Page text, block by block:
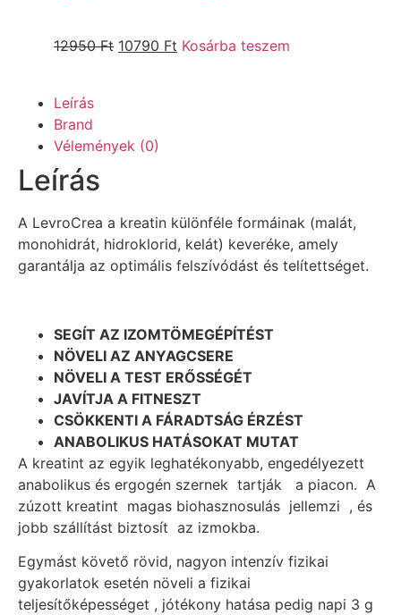
12950Ft 10790 Ft Kosárba teszem
Leírás
Brand
Vélemények (0)
Leírás
A LevroCrea a kreatin különféle formáinak (malát,
monohidrát, hidroklorid, kelát) keveréke, amely
garantálja az optimális felszívódást és telítettséget.
SEGÍT AZ IZOMTÖMEGÉPÍTÉST
NÖVELI AZ ANYAGCSERE
NÖVELI A TEST ERŐSSÉGÉT
JAVÍTJA A FITNESZT
CSÖKKENTI A FÁRADTSÁG ÉRZÉST
ANABOLIKUS HATÁSOKAT MUTAT
A kreatint az egyik leghatékonyabb, engedélyezett
anabolikus és ergogén szernek tartják a piacon. A
zúzott kreatint magas biohasznosulás jellemzi , és
jobb szállítást biztosít az izmokba.
Egymást követő rövid, nagyon intenzív fizikai
gyakorlatok esetén növeli a fizikai
teljesítőképességet , jótékony hatása pedig napi 3 g